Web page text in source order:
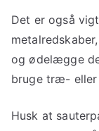
Det er også
og ødelægge
bruge træ- eller
Husk at